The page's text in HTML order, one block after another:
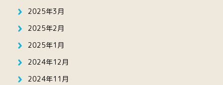
2025年3月
2025年2月
2025年1月
2024年12月
2024年11月